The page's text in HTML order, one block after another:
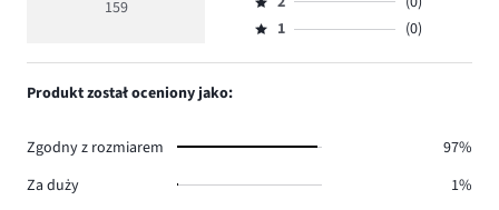
159
154.
głosów
3,
ilość
Ocena
2,
Ocena
1,
1 (0)
Produkt został oceniony jako:
Zgodny z rozmiarem
97%
Za duży
1%